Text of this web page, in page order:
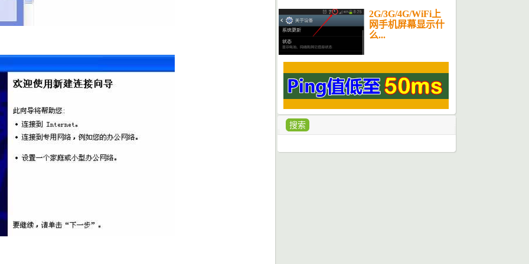
2G/3G/4G/WiFi上
网手机屏幕显示什
么...
搜索